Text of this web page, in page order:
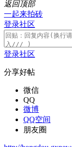
返回顶部
一起来拍砖
登录社区
登录社区
分享好帖
微信
QQ
微博
QQ空间
朋友圈